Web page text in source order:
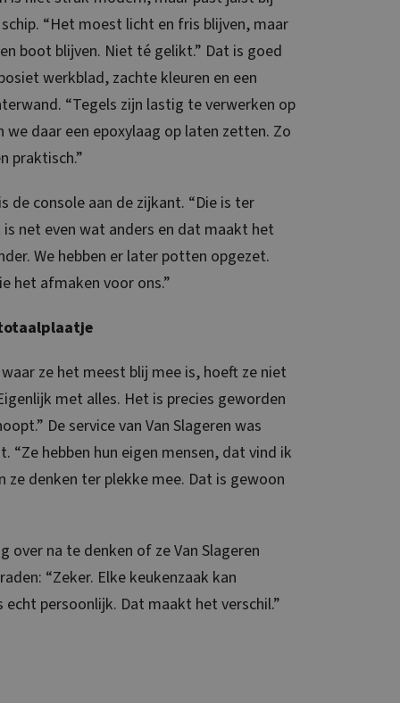
“Het moest licht en fris blijven, maar
boot blijven. Niet té gelikt.” Dat is goed
werkblad, zachte kleuren en een
“Tegels zijn lastig te verwerken op
we daar een epoxylaag op laten zetten. Zo
praktisch.”
de console aan de zijkant. “Die is ter
net even wat anders en dat maakt het
We hebben er later potten opgezet.
het afmaken voor ons.”
ze het meest blij mee is, hoeft ze niet
met alles. Het is precies geworden
De service van Van Slageren was
“Ze hebben hun eigen mensen, dat vind ik
ze denken ter plekke mee. Dat is gewoon
over na te denken of ze Van Slageren
“Zeker. Elke keukenzaak kan
persoonlijk. Dat maakt het verschil.”